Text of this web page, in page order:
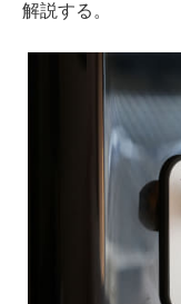
解説する。